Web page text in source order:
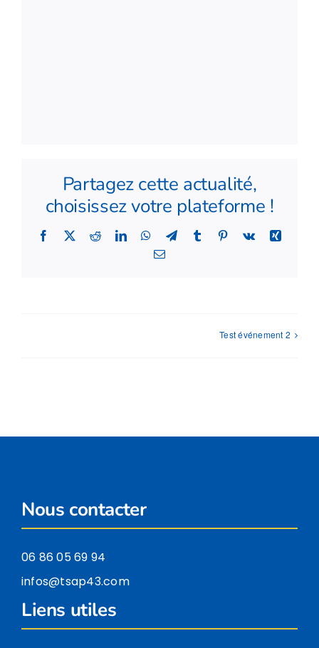
Partagez cette actualité,
choisissez votre plateforme !
Facebook
X RedditLinkedInWhatsApp
TelegramTumblr Pinterest
Vk
Xing
Email
Test événement 2
Nous contacter
06 86 05 69 94
infos@tsap43.com
Liens utiles